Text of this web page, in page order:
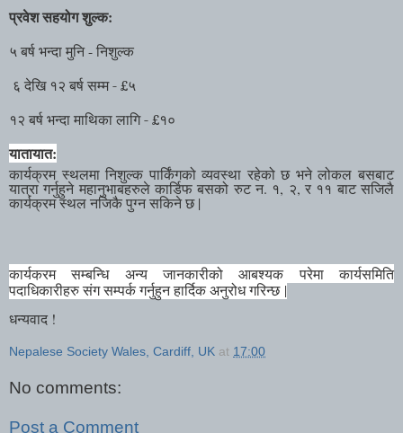
प्रवेश सहयोग शुल्क:
५ बर्ष भन्दा मुनि - निशुल्क
६ देखि १२ बर्ष सम्म - £५
१२ बर्ष भन्दा माथिका लागि - £१०
यातायात:
कार्यक्रम स्थलमा निशुल्क पार्किंगको व्यवस्था रहेको छ भने लोकल बसबाट
यात्रा गर्नुहुने महानुभाबहरुले कार्डिफ बसको रुट न. १, २, र ११ बाट सजिलै
कार्यक्रम स्थल नजिकै पुग्न सकिने छ |
कार्यक्रम सम्बन्धि अन्य जानकारीको आबश्यक परेमा कार्यसमिति
पदाधिकारीहरु संग सम्पर्क गर्नुहुन हार्दिक अनुरोध गरिन्छ |
धन्यवाद !
Nepalese Society Wales, Cardiff, UK at 17:00
No comments:
Post a Comment